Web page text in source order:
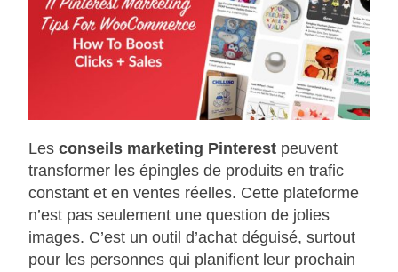
Les conseils marketing Pinterest peuvent
transformer les épingles de produits en trafic
constant et en ventes réelles. Cette plateforme
n’est pas seulement une question de jolies
images. C’est un outil d’achat déguisé, surtout
pour les personnes qui planifient leur prochain